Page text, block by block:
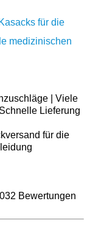
für die
medizinischen
| Viele
Lieferung
für die
Bewertungen